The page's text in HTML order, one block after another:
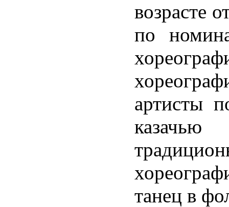
возрасте
по
артисты
танец в